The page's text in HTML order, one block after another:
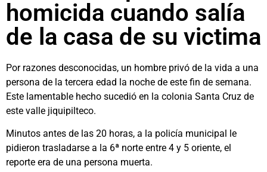
homicida cuando salía
de la casa de su victima
Por razones desconocidas, un hombre privó de la vida a una
persona de la tercera edad la noche de este fin de semana.
Este lamentable hecho sucedió en la colonia Santa Cruz de
este valle jiquipilteco.
Minutos antes de las 20 horas, a la policía municipal le
pidieron trasladarse a la 6ª norte entre 4 y 5 oriente, el
reporte era de una persona muerta.